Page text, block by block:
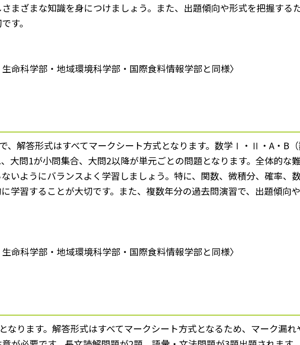
まざまな知識を身につけましょう。また、出題傾向や形式を把握する
す。
命科学部・地域環境科学部・国際食料情報学部と同様〉
、解答形式はすべてマークシート方式となります。数学Ⅰ・Ⅱ・A・B（
大問1が小問集合、大問2以降が単元ごとの問題となります。全体的な
いようにバランスよく学習しましょう。特に、関数、微積分、確率、
学習することが大切です。また、複数年分の過去問演習で、出題傾向
命科学部・地域環境科学部・国際食料情報学部と同様〉
なります。解答形式はすべてマークシート方式となるため、マーク漏